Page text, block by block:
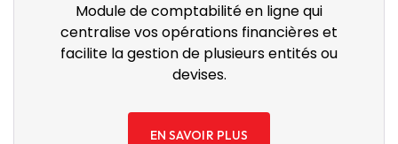
Module de comptabilité en ligne qui
centralise vos opérations financières et
facilite la gestion de plusieurs entités ou
devises.
EN SAVOIR PLUS